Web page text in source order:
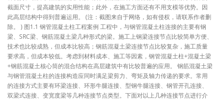
截面尺寸，提高建筑的实用性能；此外，在施工方面还有不用支模等优势。因
此高层结构中得到普遍运用。 (注：截图来自于网络，如有侵权，请联系作者删
除。 ) 图1.1 钢管混凝土柱工程案例 工程中，与钢管混凝土柱连接的主要有钢
梁、SRC梁、钢筋混凝土梁几种形式的梁。施工上钢梁连接节点比较简单方便、
技术也比较成熟，但成本比较高；钢筋混凝土梁连接节点比较复杂，施工质量
要求高，但成本较低。考虑到材料成本、施工等因素，钢管混凝土柱+混凝土梁
+钢筋混凝土核心筒的混合结构在高层建筑中有比较普遍的应用。 钢筋混凝土梁
与钢管混凝土柱的连接构造应同时满足梁剪力、弯矩及轴力传递的要求。常用
的连接方式主要有环梁连接、环形牛腿连接、型钢牛腿连接、钢管开孔连接、
双梁式连接、变宽度梁等几种连接节点类型。下面对以上几种连接节点进行介